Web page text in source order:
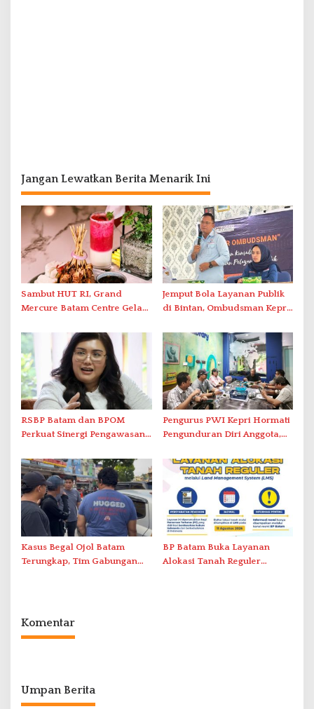
Jangan Lewatkan Berita Menarik Ini
Sambut HUT RI, Grand
Mercure Batam Centre Gelar
Nusantara’
Jemput Bola Layanan Publik
di Bintan, Ombudsman Kepri
Solar Nelayan
RSBP Batam dan BPOM
Perkuat Sinergi Pengawasan
Pelayanan Kefarmasian
Pengurus PWI Kepri Hormati
Pengunduran Diri Anggota,
Administrasi ke Pusat
Kasus Begal Ojol Batam
Terungkap, Tim Gabungan
BP Batam Buka Layanan
Alokasi Tanah Reguler
Komentar
Umpan Berita